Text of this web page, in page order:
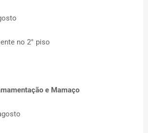
no 2° piso
e Mamaço